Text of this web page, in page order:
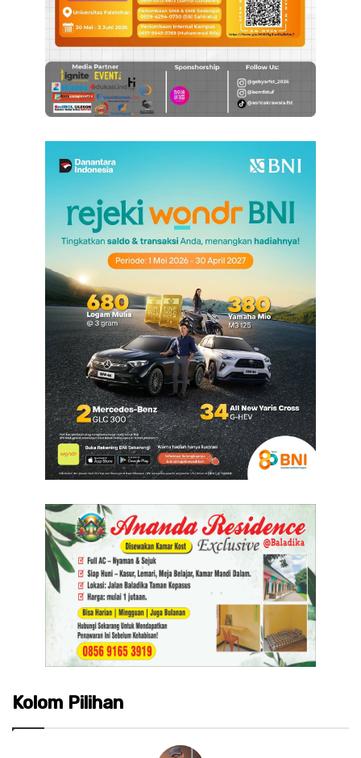
Kolom Pilihan